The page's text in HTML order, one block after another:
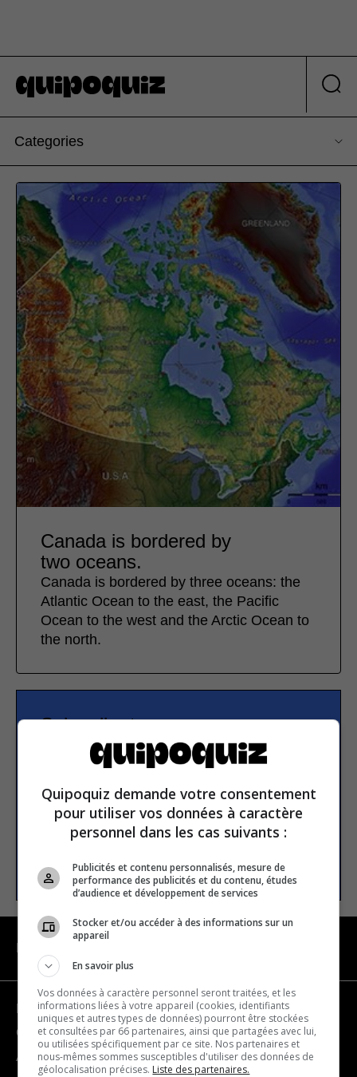
Categories
Canada is bordered by
two oceans.
Canada is bordered by three oceans: the
Atlantic Ocean to the east, the Pacific
Ocean to the west and the Arctic Ocean to
the north.
Subscribe to our
newsletter
Email address
SUBSCRIBE
Become a partner
Contact us
About us
Quipoquiz demande votre consentement
pour utiliser vos données à caractère
personnel dans les cas suivants :
Publicités et contenu personnalisés, mesure de
performance des publicités et du contenu, études
d’audience et développement de services
Stocker et/ou accéder à des informations sur un
appareil
En savoir plus
Vos données à caractère personnel seront traitées, et les
informations liées à votre appareil (cookies, identifiants
uniques et autres types de données) pourront être stockées
et consultées par 66 partenaires, ainsi que partagées avec lui,
ou utilisées spécifiquement par ce site. Nos partenaires et
nous-mêmes sommes susceptibles d'utiliser des données de
géolocalisation précises. Liste des partenaires.